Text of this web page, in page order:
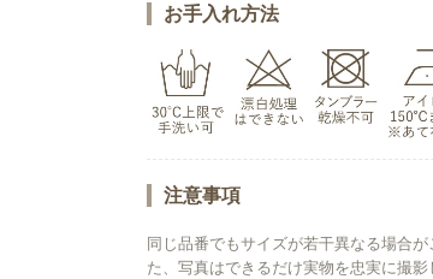
お手入れ方法
注意事項
同じ品番でもサイズが若干異なる場合が
た、写真はできるだけ実物を忠実に撮影